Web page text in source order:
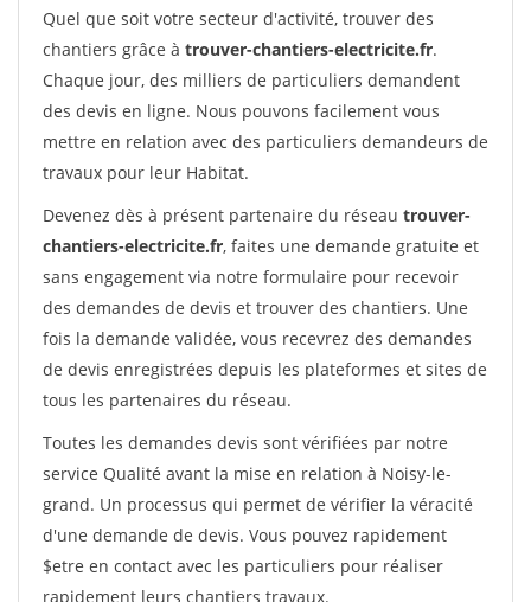
Quel que soit votre secteur d'activité, trouver des
chantiers grâce à trouver-chantiers-electricite.fr.
Chaque jour, des milliers de particuliers demandent
des devis en ligne. Nous pouvons facilement vous
mettre en relation avec des particuliers demandeurs de
travaux pour leur Habitat.
Devenez dès à présent partenaire du réseau trouver-
chantiers-electricite.fr, faites une demande gratuite et
sans engagement via notre formulaire pour recevoir
des demandes de devis et trouver des chantiers. Une
fois la demande validée, vous recevrez des demandes
de devis enregistrées depuis les plateformes et sites de
tous les partenaires du réseau.
Toutes les demandes devis sont vérifiées par notre
service Qualité avant la mise en relation à Noisy-le-
grand. Un processus qui permet de vérifier la véracité
d'une demande de devis. Vous pouvez rapidement
$etre en contact avec les particuliers pour réaliser
rapidement leurs chantiers travaux.